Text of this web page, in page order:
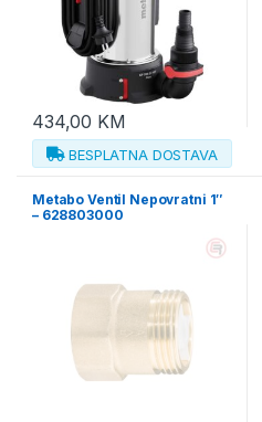
434,00 KM
BESPLATNA DOSTAVA
Metabo Ventil Nepovratni 1″
– 628803000